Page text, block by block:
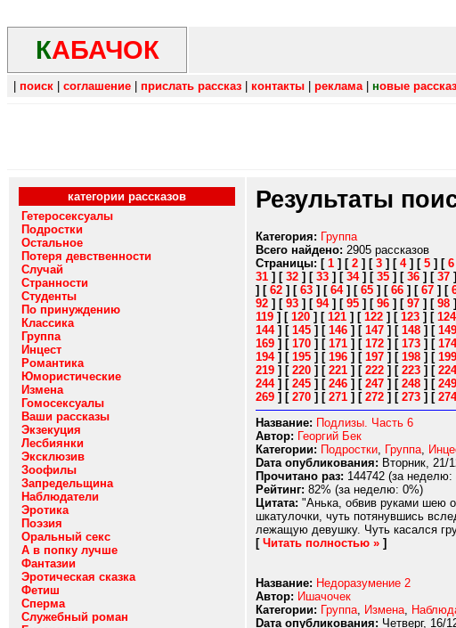
КАБАЧОК
поиск соглашение прислать рассказ контакты реклама| новые
категории рассказов
Гетеросексуалы
Подростки
Остальное
Потеря девственности
Случай
Странности
Студенты
По принуждению
Классика
Группа
Инцест
Романтика
Юмористические
Измена
Гомосексуалы
Ваши рассказы
Экзекуция
Лесбиянки
Эксклюзив
Зоофилы
Запредельщина
Наблюдатели
Эротика
Поэзия
Оральный секс
А в попку лучше
Фантазии
Эротическая сказка
Фетиш
Сперма
Служебный роман
Результаты
Категория: Группа
Всего найдено: 2905 рассказов
Страницы: [ 1 ] [ 2 ] [ 3 ] [ 4] [ 5 ] [ 6
31 ] [ 32 ] [ 33 ] [ 34] [ 35 ] [ 36 ] [ 37 ]
] [ 62 ] [ 63 ] [ 64] [ 65 ] [ 66 ] [ 67 ] [
92 ] [ 93 ] [ 94] [ 95 ] [ 96 ] [ 97 ] [ 98 ]
119 ] [ 120 ] [ 121 ] [ 122 ] [ 123 ] [ 124
144] [ 145 ] [ 146 ] [ 147 ] [ 148 ] [ 149
169 ] [ 170 ] [ 171 ] [ 172 ] [ 173 ] [ 174
194] [ 195 ] [ 196 ] [ 197 ] [ 198 ] [ 199
219 ] [ 220 ] [ 221 ] [ 222 ] [ 223 ] [ 224
244] [ 245 ] [ 246 ] [ 247 ] [ 248 ] [ 249
269 ] [ 270 ] [ 271 ] [ 272 ] [ 273 ] [ 274
Название: Подлизы. Часть 6
Автор: Георгий Бек
Категории: Подростки, Группа,
Dата опубликования: Вторник, 21/
Прочитано раз: 144742 (за неделю:
Рейтинг: 82% (за неделю: 0%)
Цитата: "Анька, обвив руками шею
шкатулочки, чуть потянувшись
лежащую девушку. Чуть касался
[ Читать полностью » ]
Название: Недоразумение 2
Автор: Ишачочек
Категории: Группа, Измена,
Dата опубликования: Четверг, 16/